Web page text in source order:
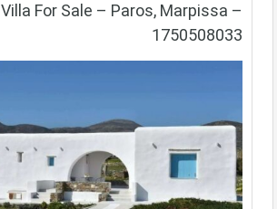
Villa For Sale – Paros, Marpissa –
1750508033